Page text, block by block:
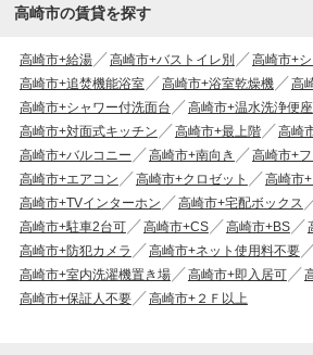
高崎市の賃貸を探す
高崎市+給湯 高崎市+バストイレ別
高崎市+
高崎市+追焚機能浴室
高崎市+浴室乾燥機
高
高崎市+シャワー付洗面台
高崎市+温水洗浄便座
高崎市+対面式キッチン
高崎市+最上階
高崎
高崎市+バルコニー
高崎市+南向き
高崎市+
高崎市+エアコン
高崎市+クロゼット
高崎市
高崎市+TVインターホン
高崎市+宅配ボックス
高崎市+駐車2台可
高崎市+CS 高崎市+BS
高崎市+防犯カメラ
高崎市+ネット使用料不要
高崎市+室内洗濯機置き場
高崎市+即入居可
高崎市+保証人不要
高崎市+２Ｆ以上